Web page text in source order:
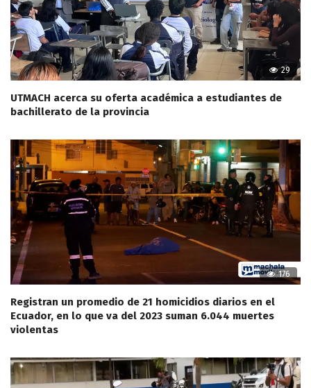
29
UTMACH acerca su oferta académica a estudiantes de
bachillerato de la provincia
176
Registran un promedio de 21 homicidios diarios en el
Ecuador, en lo que va del 2023 suman 6.044 muertes
violentas